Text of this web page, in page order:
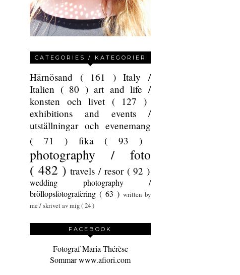
CATEGORIES / KATEGORIER
Härnösand ( 161 )Italy /
Italien ( 80 )art and life /
konsten och livet ( 127 )
exhibitions and events /
utställningar och evenemang
( 71 ) fika ( 93 )
photography / foto
( 482 )travels / resor ( 92 )
wedding photography /
bröllopsfotografering ( 63 ) written by
me / skrivet av mig( 24 )
FACEBOOK
Fotograf Maria-Thérèse
Sommar www.afiori.com